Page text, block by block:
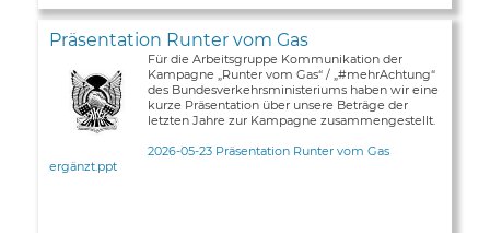
Präsentation Runter vom Gas
Für die Arbeitsgruppe Kommunikation der
Kampagne „Runter vom Gas“ / „#mehrAchtung“
des Bundesverkehrsministeriums haben wir eine
kurze Präsentation über unsere Beträge der
letzten Jahre zur Kampagne zusammengestellt.
2026-05-23 Präsentation Runter vom Gas
ergänzt.ppt